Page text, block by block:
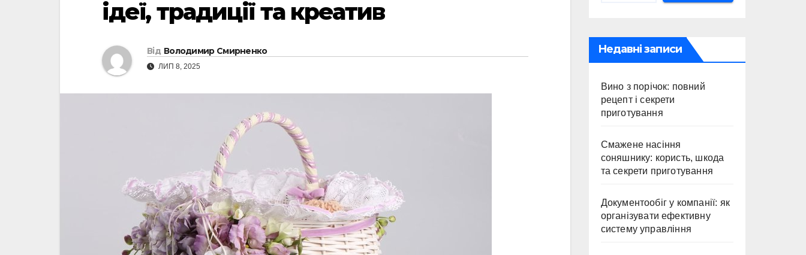
ідеї, традиції та креатив
Від Володимир Смирненко
ЛИП 8, 2025
Недавні записи
Вино з порічок: повний
рецепт і секрети
приготування
Смажене насіння
соняшнику: користь, шкода
та секрети приготування
Документообіг у компанії: як
організувати ефективну
систему управління